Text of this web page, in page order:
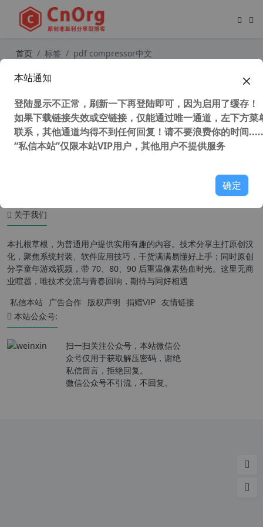
首页 标签 pdf compressor中文
关于我们
本扎根草根，为普通用户提供实用有趣的内容。技术分享主打原创汉
化，聚焦系统封装、软件应用技巧，干货满满易懂好上手；同时原创
分享童年游戏视频，带 70、80、90 后重温像素热血时光。这里无商
业喧嚣，唯技术交流与青春回响，期待与同好相遇
私信本站 广告合作 版权声明 捐赠VIP 友情链接
本站公众号:
扫一扫关注公众号，本站微信公
众号仅用于获取解压密码，谢绝
私信留言，拒绝回复。
微信公众号不引流，不回复。
本站通知
登陆显示不正常，刷新一下再登陆即可，因为启用了缓存！
如果下载链接失效或空链接，仅能通过唯一通道，左下方菜
联系，其他通道均得不到任何回复！请不要浪费你的时间
“私信本站”仅限本站VIP用户，其他用户不提供服务
确定